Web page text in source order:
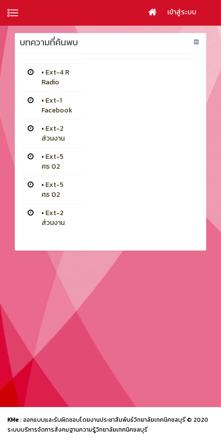
เข้าสู่ระบบ
บทความที่ค้นพบ
• Ext-4 R
Radio
• Ext-1
Facebook
• Ext-2
ส่วนงาน
• Ext-5
ศธ 02
• Ext-5
ศธ 02
• Ext-2
ส่วนงาน
KMe: ออกแบบและรับผิดชอบโดยงานประชาสัมพันธ์วิทยาลัยเทคนิคชลบุรี © 2020
ระบบบริหารจัดการสังคมฐานความรู้วิทยาลัยเทคนิคชลบุรี